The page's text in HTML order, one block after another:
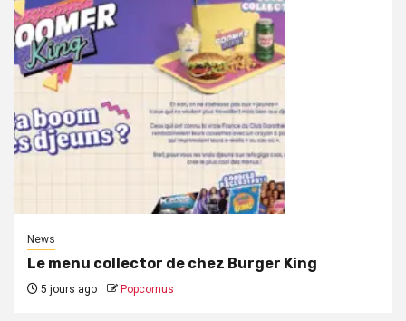
News
Le menu collector de chez Burger King
5 jours ago Popcornus